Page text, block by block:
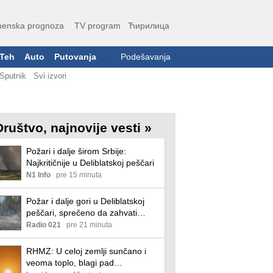
prognoza TV program Ћирилица
Teh Auto Putovanja Podešavanja
Sputnik Svi izvori
najnovije vesti »
Požari i dalje širom Srbije:
Najkritičnije u Deliblatskoj peščari
N1 Info pre 15 minuta
Požar i dalje gori u Deliblatskoj
peščari, sprečeno da zahvati
naselje Šumarak
Radio 021 pre 21 minuta
RHMZ: U celoj zemlji sunčano i
veoma toplo, blagi pad